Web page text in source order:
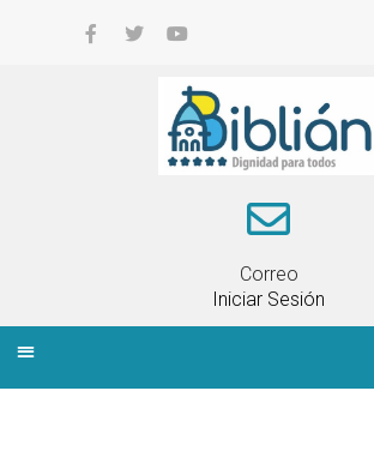
Correo
Iniciar Sesión